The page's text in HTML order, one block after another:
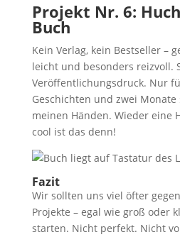
Projekt Nr. 6:
Buch
Kein Verlag, kein Bestseller –
leicht und besonders reizvoll.
Veröffentlichungsdruck. Nur
Geschichten und zwei
meinen Händen. Wieder eine
cool ist das denn!
Fazit
Wir sollten uns viel öfter
Projekte – egal wie groß oder
starten. Nicht perfekt. Nicht